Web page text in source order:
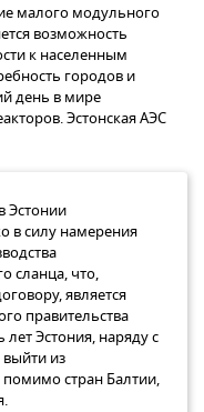
малого модульного
возможность
к населенным
городов и
день в мире
Эстонская АЭС
Эстонии
в силу намерения
сланца, что,
является
правительства
Эстония, наряду с
выйти из
стран Балтии,